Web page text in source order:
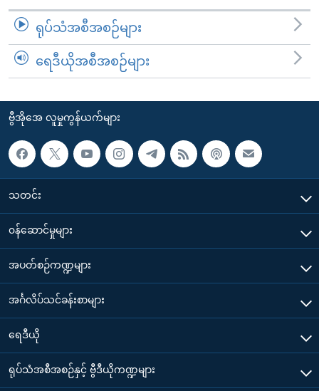
ရုပ်သံအစီအစဉ်များ
ရေဒီယိုအစီအစဉ်များ
ဗွီအိုအေ လူမှုကွန်ယက်များ
သတင်း
၀န်ဆောင်မှုများ
အပတ်စဉ်ကဏ္ဍများ
အင်္ဂလိပ်သင်ခန်းစာများ
ရေဒီယို
ရုပ်သံအစီအစဉ်နှင့် ဗွီဒီယိုကဏ္ဍများ